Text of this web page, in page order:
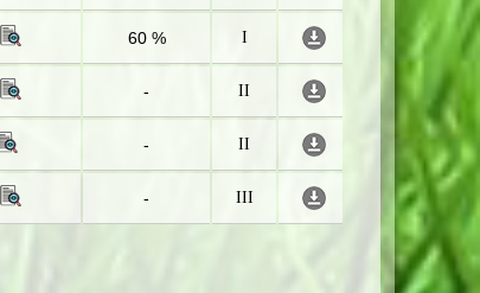
60 % I
- II
- II
- III